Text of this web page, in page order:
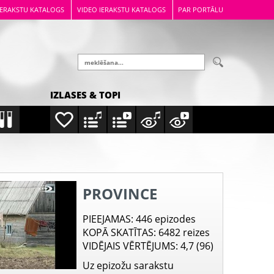
KATALOGS VIDEO IERAKSTU KATALOGS PAR PORTĀLU
IZLASES & TOPI
PROVINCE
PIEEJAMAS: 446 epizodes
KOPĀ SKATĪTAS: 6482 reizes
VIDĒJAIS VĒRTĒJUMS: 4,7 (96)
Uz epizožu sarakstu